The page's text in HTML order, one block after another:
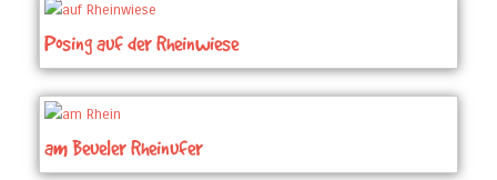
Posing auf der Rheinwiese
am Beueler Rheinufer